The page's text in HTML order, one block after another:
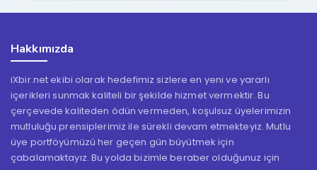
Hakkımızda
iXbir.net ekibi olarak hedefimiz sizlere en yeni ve yararlı
içerikleri sunmak kaliteli bir şekilde hizmet vermektir. Bu
çerçevede kaliteden ödün vermeden, koşulsuz üyelerimizin
mutluluğu prensiplerimiz ile sürekli devam etmekteyiz. Mutlu
üye portföyümüzü her geçen gün büyütmek için
çabalamaktayız. Bu yolda bizimle beraber olduğunuz için